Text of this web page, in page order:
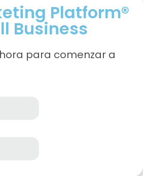
Platform®
Business
para comenzar a